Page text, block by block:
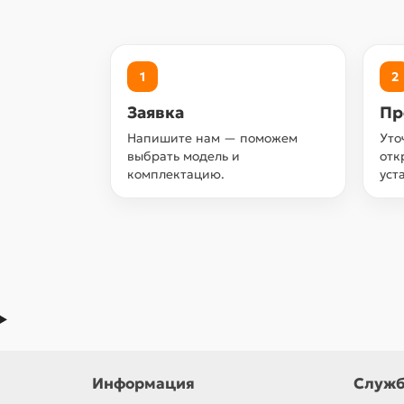
1
Заявка
Напишите нам — поможем
выбрать модель и
комплектацию.
2
Информация